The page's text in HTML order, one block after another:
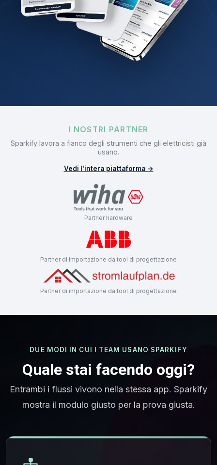
I NOSTRI PARTNER
Sparkify lavora a fianco degli strumenti che gli elettricisti già
usano.
Vedi l'intera piattaforma →
Partner hardware
Partner di importazione da tool di progettazione
Partner di importazione da tool di progettazione
DUE MODI IN CUI I TEAM USANO SPARKIFY
Quale stai facendo oggi?
Entrambi i flussi vivono nella stessa app. Sparkify
mostra il modulo giusto per la prova giusta.